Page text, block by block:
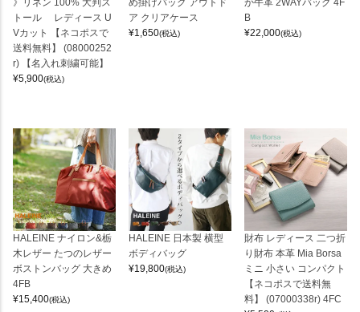
》リネン 100% 大判ス
トール レディース U
Vカット 【ネコポスで
送料無料】 (08000252
r) 【名入れ刺繍可能】
¥5,900(税込)
め掛けバッグ アウトド
ア クリアケース
¥1,650(税込)
か牛革 2WAYバッグ 4F
B
¥22,000(税込)
HALEINE ナイロン&栃
木レザー たつのレザー
ボストンバッグ 大きめ
4FB
¥15,400(税込)
HALEINE 日本製 横型
ボディバッグ
¥19,800(税込)
財布 レディース 二つ折
り財布 本革 Mia Borsa
ミニ 小さい コンパクト
【ネコポスで送料無
料】 (07000338r) 4FC